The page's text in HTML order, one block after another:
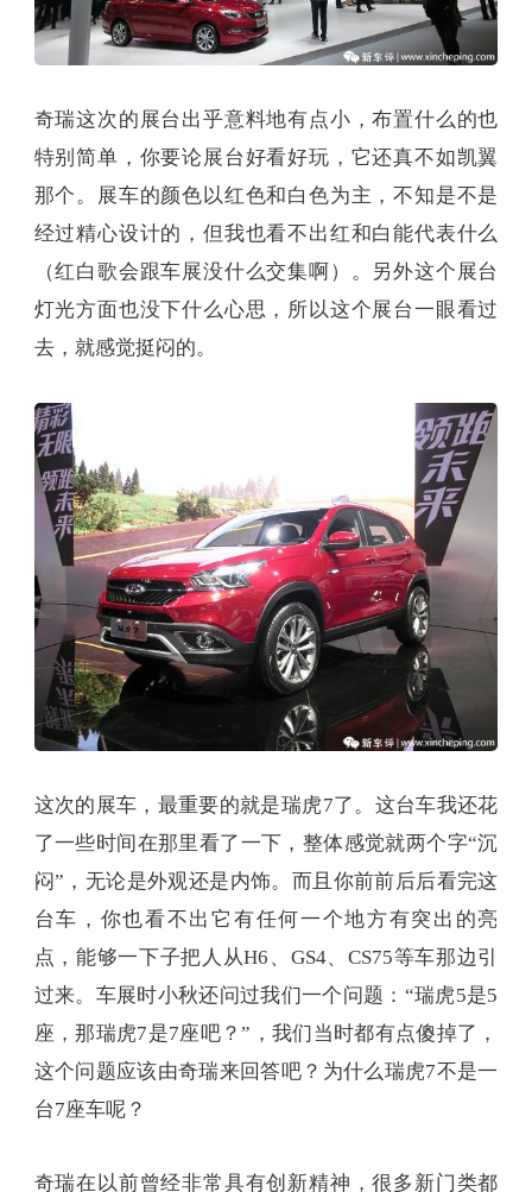
奇瑞这次的展台出乎意料地有点小，布置什么的也
特别简单，你要论展台好看好玩，它还真不如凯翼
那个。展车的颜色以红色和白色为主，不知是不是
经过精心设计的，但我也看不出红和白能代表什么
（红白歌会跟车展没什么交集啊）。另外这个展台
灯光方面也没下什么心思，所以这个展台一眼看过
去，就感觉挺闷的。
这次的展车，最重要的就是瑞虎7了。这台车我还花
了一些时间在那里看了一下，整体感觉就两个字“沉
闷”，无论是外观还是内饰。而且你前前后后看完这
台车，你也看不出它有任何一个地方有突出的亮
点，能够一下子把人从H6、GS4、CS75等车那边引
过来。车展时小秋还问过我们一个问题：“瑞虎5是5
座，那瑞虎7是7座吧？”，我们当时都有点傻掉了，
这个问题应该由奇瑞来回答吧？为什么瑞虎7不是一
台7座车呢？
奇瑞在以前曾经非常具有创新精神，很多新门类都